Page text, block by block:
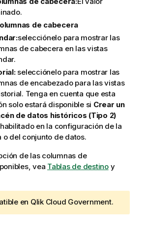
de cabecera
selecciónelo para mostrar las
de cabecera en las vistas
selecciónelo para mostrar las
de encabezado para las vistas
Tenga en cuenta que esta
solo estará disponible si Crear un
de datos históricos (Tipo 2)
en la configuración de la
o del conjunto de datos.
de las columnas de
vea Tablas de destinoy
en Qlik Cloud Government.